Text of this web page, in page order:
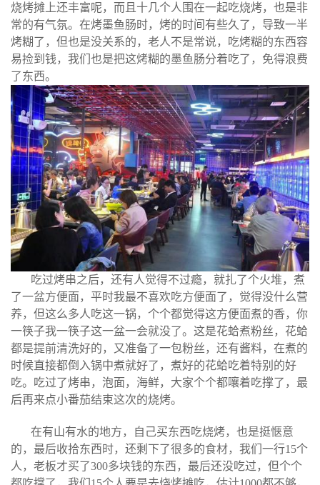
烧烤摊上还丰富呢，而且十几个人围在一起吃烧烤，也是非
常的有气氛。 在烤墨鱼肠时，烤的时间有些久了，导致一半
烤糊了，但也是没关系的，老人不是常说，吃烤糊的东西容
易捡到钱，我们也是把这烤糊的墨鱼肠分着吃了，免得浪费
了东西。
吃过烤串之后，还有人觉得不过瘾，就扎了个火堆，煮
了一盆方便面，平时我最不喜欢吃方便面了，觉得没什么营
养，但这么多人吃这一锅，个个都觉得这方便面煮的香，你
一筷子我一筷子这一盆一会就没了。 这是花蛤煮粉丝，花蛤
都是提前清洗好的，又准备了一包粉丝，还有酱料，在煮的
时候直接都倒入锅中煮就好了，煮好的花蛤吃着特别的好
吃。吃过了烤串，泡面，海鲜，大家个个都嚷着吃撑了，最
后再来点小番茄结束这次的烧烤。
在有山有水的地方，自己买东西吃烧烤，也是挺惬意
的，最后收拾东西时，还剩下了很多的食材，我们一行15个
人，老板才买了300多块钱的东西，最后还没吃过，但个个